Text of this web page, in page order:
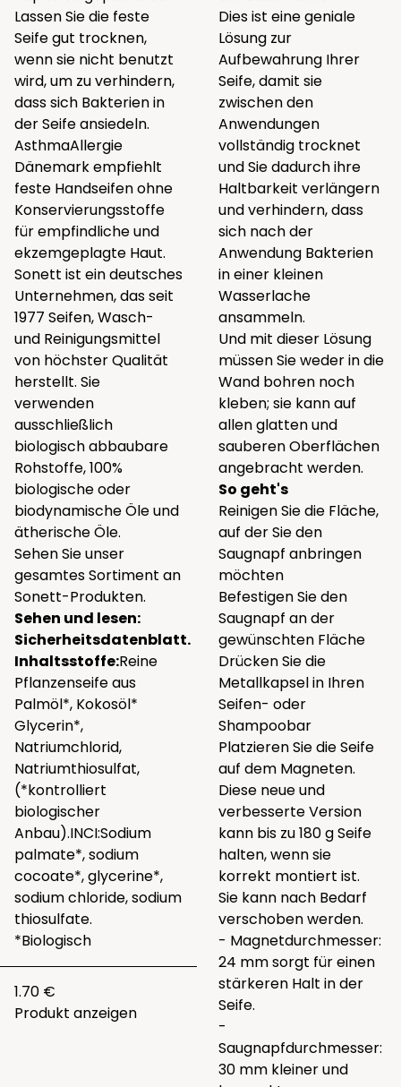
Lassen Sie die feste
Seife gut trocknen,
wenn sie nicht benutzt
wird, um zu verhindern,
dass sich Bakterien in
der Seife ansiedeln.
AsthmaAllergie
Dänemark empfiehlt
feste Handseifen ohne
Konservierungsstoffe
für empfindliche und
ekzemgeplagte Haut.
Sonett ist ein deutsches
Unternehmen, das seit
1977 Seifen, Wasch-
und Reinigungsmittel
von höchster Qualität
herstellt. Sie
verwenden
ausschließlich
biologisch abbaubare
Rohstoffe, 100%
biologische oder
biodynamische Öle und
ätherische Öle.
Sehen Sie unser
gesamtes Sortiment an
Sonett-Produkten.
Sehen und lesen:
Sicherheitsdatenblatt.
Inhaltsstoffe:Reine
Pflanzenseife aus
Palmöl*, Kokosöl*
Glycerin*,
Natriumchlorid,
Natriumthiosulfat,
(*kontrolliert
biologischer
Anbau).INCI:Sodium
palmate*, sodium
cocoate*, glycerine*,
sodium chloride, sodium
thiosulfate.
*Biologisch
1.70 €
Produkt anzeigen
Dies ist eine geniale
Lösung zur
Aufbewahrung Ihrer
Seife, damit sie
zwischen den
Anwendungen
vollständig trocknet
und Sie dadurch ihre
Haltbarkeit verlängern
und verhindern, dass
sich nach der
Anwendung Bakterien
in einer kleinen
Wasserlache
ansammeln.
Und mit dieser Lösung
müssen Sie weder in die
Wand bohren noch
kleben; sie kann auf
allen glatten und
sauberen Oberflächen
angebracht werden.
So geht's
Reinigen Sie die Fläche,
auf der Sie den
Saugnapf anbringen
möchten
Befestigen Sie den
Saugnapf an der
gewünschten Fläche
Drücken Sie die
Metallkapsel in Ihren
Seifen- oder
Shampoobar
Platzieren Sie die Seife
auf dem Magneten.
Diese neue und
verbesserte Version
kann bis zu 180 g Seife
halten, wenn sie
korrekt montiert ist.
Sie kann nach Bedarf
verschoben werden.
- Magnetdurchmesser:
24 mm sorgt für einen
stärkeren Halt in der
Seife.
-
Saugnapfdurchmesser:
30 mm kleiner und